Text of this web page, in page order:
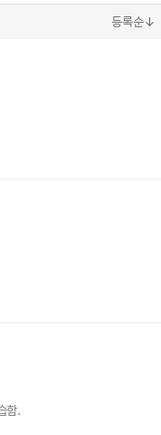
등록순↓
함.